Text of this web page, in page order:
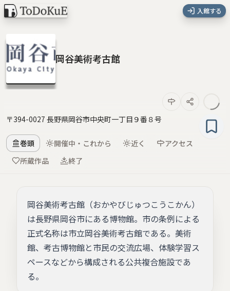
入館する
岡谷美術考古館
〒394-0027 長野県岡谷市中央町一丁目９番８号
巻頭 開催中・これから 近く
アクセス
所蔵作品
終了
岡谷美術考古館（おかやびじゅつこうこかん）
は長野県岡谷市にある博物館。市の条例による
正式名称は市立岡谷美術考古館である。美術
館、考古博物館と市民の交流広場、体験学習ス
ペースなどから構成される公共複合施設であ
る。